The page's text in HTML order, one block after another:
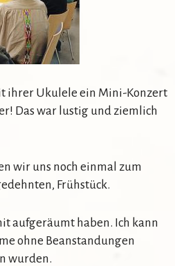
ihrer Ukulele ein Mini-Konzert
Das war lustig und ziemlich
wir uns noch einmal zum
Frühstück.
aufgeräumt haben. Ich kann
ohne Beanstandungen
wurden.